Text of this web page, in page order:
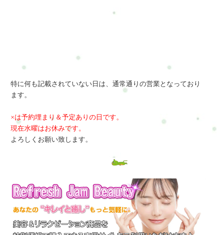
特に何も記載されていない日は、通常通りの営業となっており
ます。
×は予約埋まり＆予定ありの日です。
現在水曜はお休みです。
よろしくお願い致します。